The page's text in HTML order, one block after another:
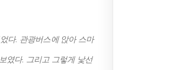
다. 관광버스에 앉아 스마
였다. 그리고 그렇게 낯선